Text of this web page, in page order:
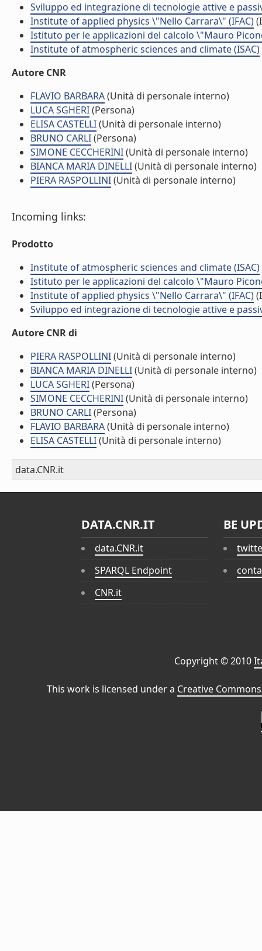
Sviluppo ed integrazione di tecnologie attive e
Institute of applied physics \"Nello Carrara\" (IFAC)
Istituto per le applicazioni del calcolo \"Mauro
Institute of atmospheric sciences and climate (ISAC)
Autore CNR
FLAVIO BARBARA(Unità di personale interno)
LUCA SGHERI(Persona)
ELISA CASTELLI(Unità di personale interno)
BRUNO CARLI(Persona)
SIMONE CECCHERINI(Unità di personale interno)
BIANCA MARIA DINELLI(Unità di personale interno)
PIERA RASPOLLINI(Unità di personale interno)
Incoming links:
Prodotto
Institute of atmospheric sciences and climate (ISAC)
Istituto per le applicazioni del calcolo \"Mauro
Institute of applied physics \"Nello Carrara\" (IFAC)
Sviluppo ed integrazione di tecnologie attive e
Autore CNR di
PIERA RASPOLLINI(Unità di personale interno)
BIANCA MARIA DINELLI(Unità di personale interno)
LUCA SGHERI(Persona)
SIMONE CECCHERINI(Unità di personale interno)
BRUNO CARLI(Persona)
FLAVIO BARBARA(Unità di personale interno)
ELISA CASTELLI(Unità di personale interno)
data.CNR.it
DATA.CNR.IT
data.CNR.it
SPARQL Endpoint
CNR.it
BE
Copyright © 2010
This work is licensed under a Creative